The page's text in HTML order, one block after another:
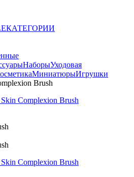
КАТЕГОРИИ
НаборыУходовая
МиниатюрыИгрушки
Brush